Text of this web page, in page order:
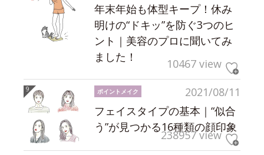
年末年始も体型キープ！休み
明けの“ドキッ”を防ぐ3つのヒ
ント｜美容のプロに聞いてみ
ました！
10467 view
2021/08/11
ポイントメイク
フェイスタイプの基本｜“似合
う”が見つかる16種類の顔印象
238957 view